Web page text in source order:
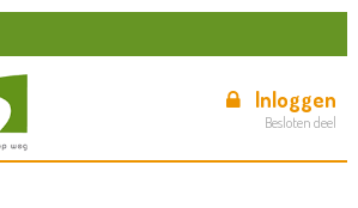
Inloggen
Besloten deel